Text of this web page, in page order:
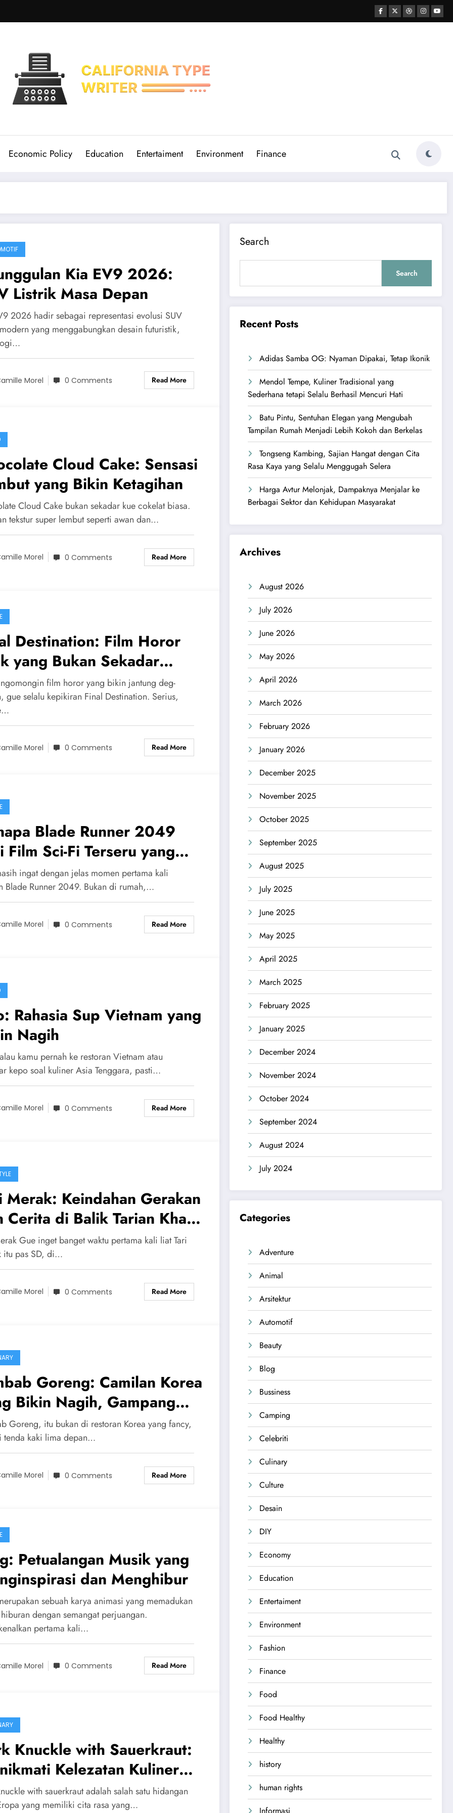
Economic Policy Education Entertaiment Environment Finance
Kia EV9 2026:
Listrik Masa Depan
2026 hadir sebagai representasi evolusi SUV
yang menggabungkan desain futuristik,
Morel 0 Comments Read More
Cloud Cake: Sensasi
yang Bikin Ketagihan
Cloud Cake bukan sekadar kue cokelat biasa.
tekstur super lembut seperti awan dan…
Morel 0 Comments Read More
Destination: Film Horor
yang Bukan Sekadar
film horor yang bikin jantung deg-
gue selalu kepikiran Final Destination. Serius,
Morel 0 Comments Read More
Blade Runner 2049
Film Sci-Fi Terseru yang
Aku Tonton
ingat dengan jelas momen pertama kali
Blade Runner 2049. Bukan di rumah,…
Morel 0 Comments Read More
Rahasia Sup Vietnam yang
Nagih
kamu pernah ke restoran Vietnam atau
kepo soal kuliner Asia Tenggara, pasti…
Morel 0 Comments Read More
Merak: Keindahan Gerakan
Cerita di Balik Tarian Khas
Gue inget banget waktu pertama kali liat Tari
itu pas SD, di…
Morel 0 Comments Read More
Goreng: Camilan Korea
Bikin Nagih, Gampang
Dibikin di Rumah!
Goreng, itu bukan di restoran Korea yang fancy,
tenda kaki lima depan…
Morel 0 Comments Read More
Petualangan Musik yang
dan Menghibur
sebuah karya animasi yang memadukan
dengan semangat perjuangan.
pertama kali…
Morel 0 Comments Read More
Knuckle with Sauerkraut:
Kelezatan Kuliner
Eropa
with sauerkraut adalah salah satu hidangan
yang memiliki cita rasa yang…
Search
Search
Recent Posts
Adidas Samba OG: Nyaman Dipakai, Tetap Ikonik
Mendol Tempe, Kuliner Tradisional yang
Sederhana tetapi Selalu Berhasil Mencuri Hati
Batu Pintu, Sentuhan Elegan yang Mengubah
Tampilan Rumah Menjadi Lebih Kokoh dan Berkelas
Tongseng Kambing, Sajian Hangat dengan Cita
Rasa Kaya yang Selalu Menggugah Selera
Harga Avtur Melonjak, Dampaknya Menjalar ke
Berbagai Sektor dan Kehidupan Masyarakat
Archives
August 2026
July 2026
June 2026
May 2026
April 2026
March 2026
February 2026
January 2026
December 2025
November 2025
October 2025
September 2025
August 2025
July 2025
June 2025
May 2025
April 2025
March 2025
February 2025
January 2025
December 2024
November 2024
October 2024
September 2024
August 2024
July 2024
Categories
Adventure
Animal
Arsitektur
Automotif
Beauty
Blog
Bussiness
Camping
Celebriti
Culinary
Culture
Desain
DIY
Economy
Education
Entertaiment
Environment
Fashion
Finance
Food
Food Healthy
Healthy
history
human rights